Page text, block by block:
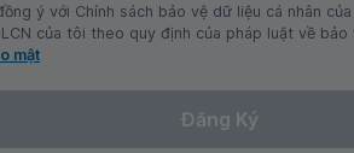
ý với Chính sách bảo vệ dữ liệu cá nhân
của tôi theo quy định của pháp luật về bảo
mật
Đăng Ký